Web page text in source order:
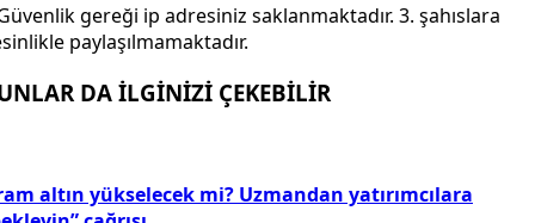
gereği ip adresiniz saklanmaktadır. 3. şahıslara
paylaşılmamaktadır.
DA İLGİNİZİ ÇEKEBİLİR
altın yükselecek mi? Uzmandan yatırımcılara